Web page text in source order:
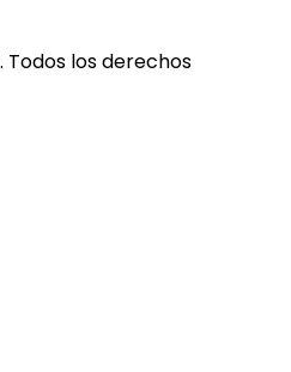
Todos los derechos